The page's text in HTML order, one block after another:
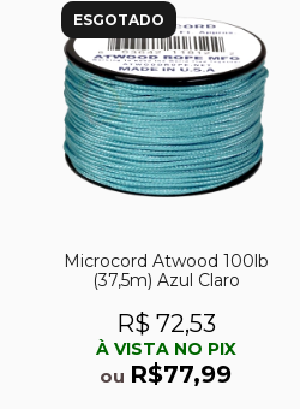
ESGOTADO
Microcord Atwood 100lb
(37,5m) Azul Claro
R$ 72,53
À VISTA NO PIX
ou R$77,99